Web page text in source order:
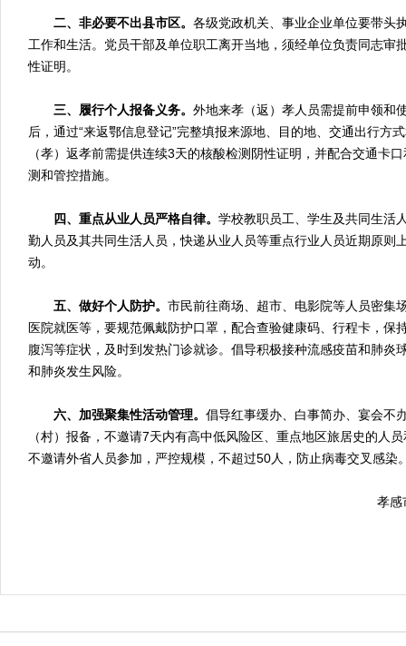
二、非必要不出县市区。 各级党政机关、事业企业单位要带头
工作和生活。党员干部及单位职工离开当地，须经单位负责同志审
性证明。
三、履行个人报备义务。 外地来孝（返）孝人员需提前申领和
后，通过“来返鄂信息登记”完整填报来源地、目的地、交通出行方
（孝）返孝前需提供连续3天的核酸检测阴性证明，并配合交通卡
测和管控措施。
四、 重点从业人员严格自律。 学校教职员工、学生及共同生活
勤人员及其共同生活人员，快递从业人员等重点行业人员近期原则
动。
五、做好个人防护。 市民前往商场、超市、电影院等人员密集
医院就医等，要规范佩戴防护口罩，配合查验健康码、行程卡，保
腹泻等症状，及时到发热门诊就诊。倡导积极接种流感疫苗和肺炎
和肺炎发生风险。
六、加强聚集性活动管理。 倡导红事缓办、白事简办、宴会不
（村）报备，不邀请7天内有高中低风险区、重点地区旅居史的人
不邀请外省人员参加，严控规模，不超过50人，防止病毒交叉感染
孝感市